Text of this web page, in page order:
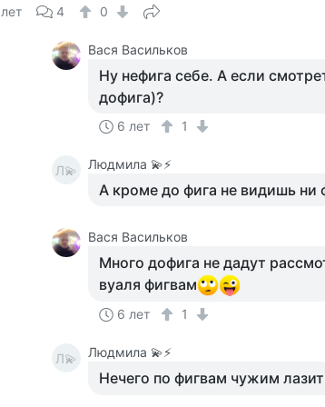
4 0
Вася Васильков
Ну нефига себе. А если
дофига)?
6 лет 1
Л💫 Людмила 💫⚡
А кроме до фига не видишь ни
Вася Васильков
Много дофига не дадут
вуаля фигвам
6 лет 1
Л💫 Людмила 💫⚡
Нечего по фигвам чужим